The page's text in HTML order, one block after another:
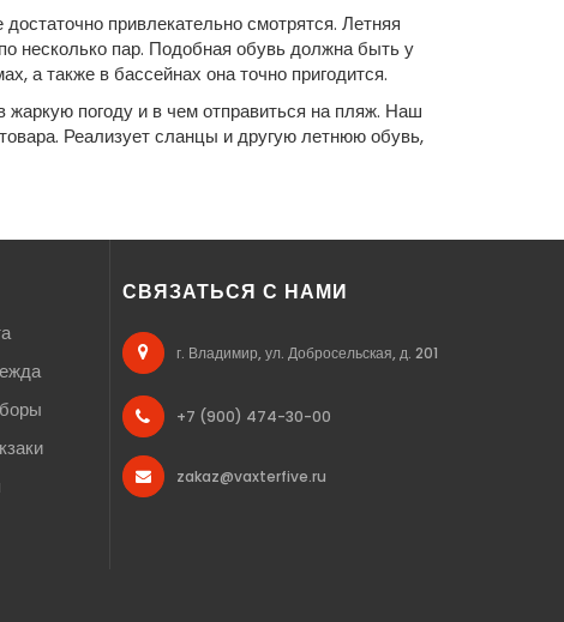
привлекательно смотрятся. Летняя
несколько пар. Подобная обувь должна быть у
а также в бассейнах она точно пригодится.
погоду и в чем отправиться на пляж. Наш
Реализует сланцы и другую летнюю обувь,
СВЯЗАТЬСЯ С НАМИ
г. Владимир, ул. Добросельская, д. 201
+7 (900) 474-30-00
zakaz@vaxterfive.ru